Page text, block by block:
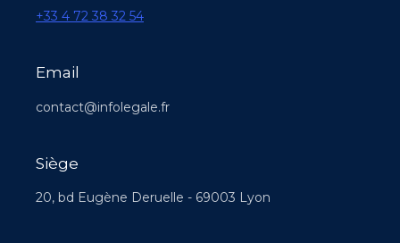
+33 4 72 38 32 54
Email
contact@infolegale.fr
Siège
20, bd Eugène Deruelle - 69003 Lyon